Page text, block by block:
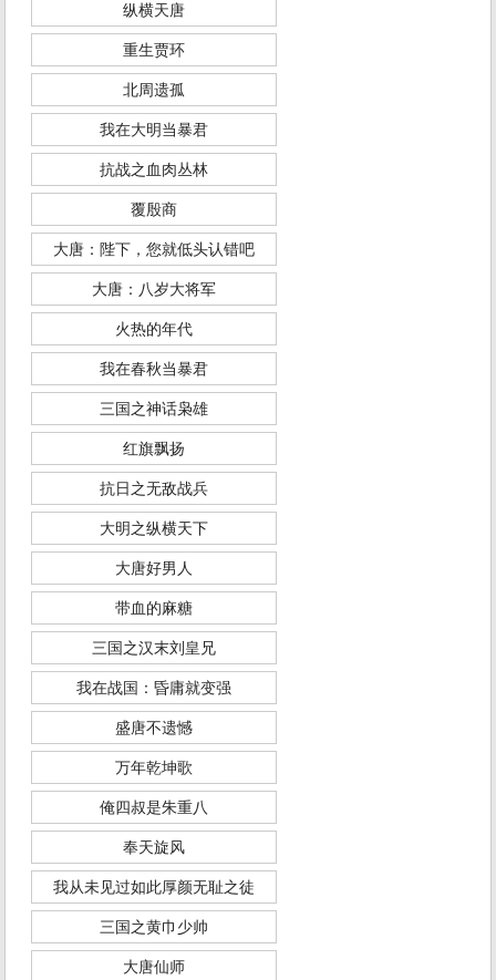
纵横天唐
重生贾环
北周遗孤
我在大明当暴君
抗战之血肉丛林
覆殷商
大唐：陛下，您就低头认错吧
大唐：八岁大将军
火热的年代
我在春秋当暴君
三国之神话枭雄
红旗飘扬
抗日之无敌战兵
大明之纵横天下
大唐好男人
带血的麻糖
三国之汉末刘皇兄
我在战国：昏庸就变强
盛唐不遗憾
万年乾坤歌
俺四叔是朱重八
奉天旋风
我从未见过如此厚颜无耻之徒
三国之黄巾少帅
大唐仙师